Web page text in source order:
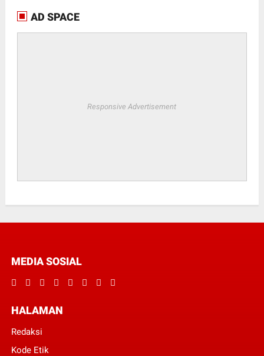
AD SPACE
Responsive Advertisement
MEDIA SOSIAL
HALAMAN
Redaksi
Kode Etik